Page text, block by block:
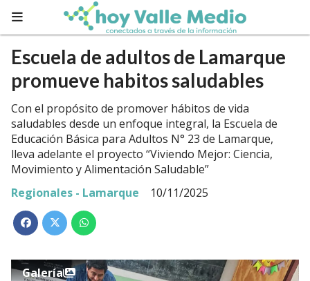
Escuela de adultos de Lamarque
promueve habitos saludables
Con el propósito de promover hábitos de vida
saludables desde un enfoque integral, la Escuela de
Educación Básica para Adultos N° 23 de Lamarque,
lleva adelante el proyecto “Viviendo Mejor: Ciencia,
Movimiento y Alimentación Saludable”
Regionales - Lamarque
10/11/2025
Galería